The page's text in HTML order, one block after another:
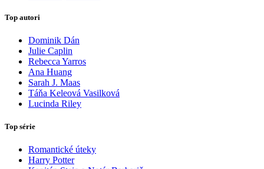
Top autori
Dominik Dán
Julie Caplin
Rebecca Yarros
Ana Huang
Sarah J. Maas
Táňa Keleová Vasilková
Lucinda Riley
Top série
Romantické úteky
Harry Potter